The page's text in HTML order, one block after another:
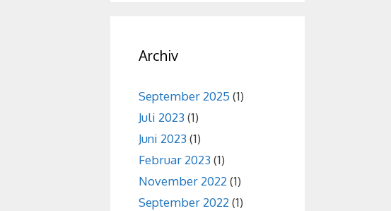
Archiv
September 2025 (1)
Juli 2023 (1)
Juni 2023 (1)
Februar 2023 (1)
November 2022 (1)
September 2022 (1)